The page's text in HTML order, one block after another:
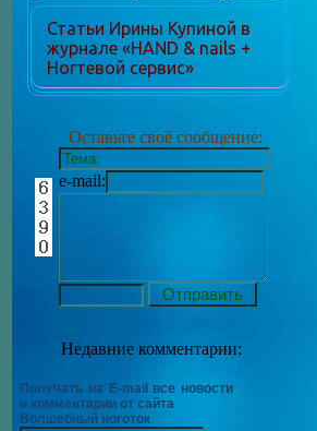
Статьи Ирины Купиной в
журнале «HAND & nails +
Ногтевой сервис»
Оставьте своё сообщение:
e-mail:
Недавние комментарии:
Получать на E-mail все новости
и комментарии от сайта
Волшебный ноготок